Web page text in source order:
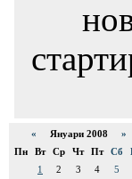
« Януари 2008 »
Пн
Вт Ср Чт Пт Сб
1
2 3 4 5